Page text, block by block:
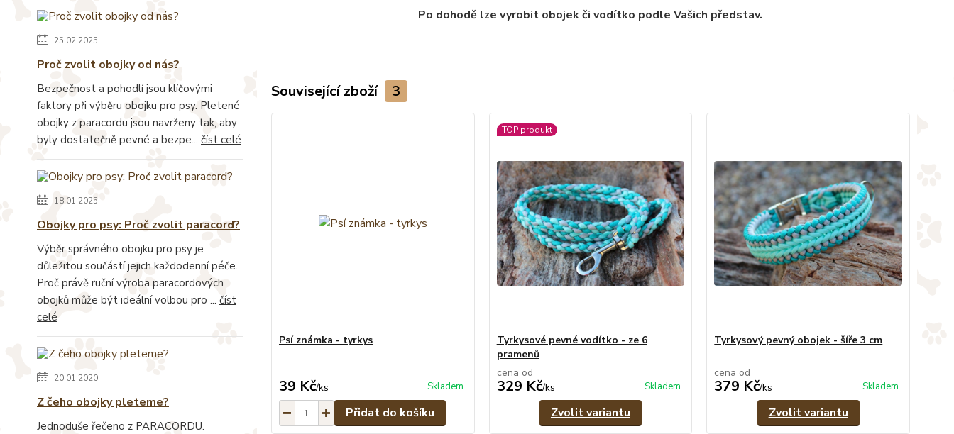
25.02.2025
Proč zvolit obojky od nás?
Bezpečnost a pohodlí jsou klíčovými
faktory při výběru obojku pro psy. Pletené
obojky z paracordu jsou navrženy tak, aby
byly dostatečně pevné a bezpe... číst celé
18.01.2025
Obojky pro psy: Proč zvolit paracord?
Výběr správného obojku pro psy je
důležitou součástí jejich každodenní péče.
Proč právě ruční výroba paracordových
obojků může být ideální volbou pro ... číst
celé
20.01.2020
Z čeho obojky pleteme?
Jednoduše řečeno z PARACORDU.
Po dohodě lze vyrobit obojek či vodítko podle Vašich představ.
Související zboží 3
Psí známka - tyrkys
39 Kč/ks Skladem
Přidat do košíku
TOP produkt
Tyrkysové pevné vodítko - ze 6
pramenů
cena od
329 Kč/ks Skladem
Zvolit variantu
Tyrkysový pevný obojek - šíře 3 cm
cena od
379 Kč/ks Skladem
Zvolit variantu